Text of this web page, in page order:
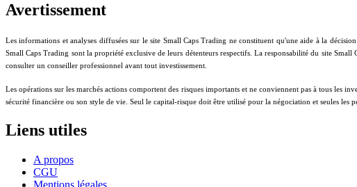
Avertissement
Les informations et analyses diffusées sur le site Small Caps Trading ne constituent qu'une aide à la
Small Caps Trading sont la propriété exclusive de leurs détenteurs respectifs. La responsabilité du site
consulter un conseiller professionnel avant tout investissement.
Les opérations sur les marchés actions comportent des risques importants et ne conviennent pas à tous les
sécurité financière ou son style de vie. Seul le capital-risque doit être utilisé pour la négociation et seules les
Liens utiles
A propos
CGU
Mentions légales